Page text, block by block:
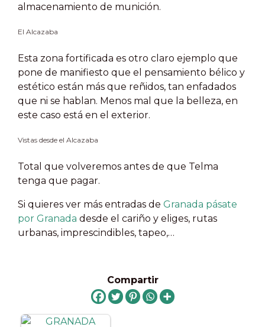
almacenamiento de munición.
El Alcazaba
Esta zona fortificada es otro claro ejemplo que
pone de manifiesto que el pensamiento bélico y
estético están más que reñidos, tan enfadados
que ni se hablan. Menos mal que la belleza, en
este caso está en el exterior.
Vistas desde el Alcazaba
Total que volveremos antes de que Telma
tenga que pagar.
Si quieres ver más entradas de Granada pásate
por Granada desde el cariño y eliges, rutas
urbanas, imprescindibles, tapeo,…
Compartir